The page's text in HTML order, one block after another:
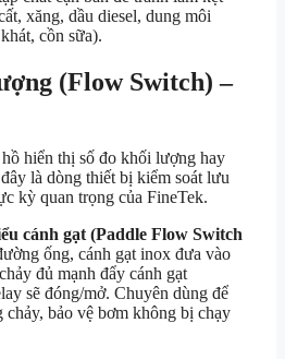
xăng, dầu diesel, dung môi
cồn sữa).
(Flow Switch) –
hiển thị số đo khối lượng hay
là dòng thiết bị kiểm soát lưu
kỳ quan trọng của FineTek.
cánh gạt (Paddle Flow Switch
ống, cánh gạt inox đưa vào
đủ mạnh đẩy cánh gạt
sẽ đóng/mở. Chuyên dùng để
chảy, bảo vệ bơm không bị chạy